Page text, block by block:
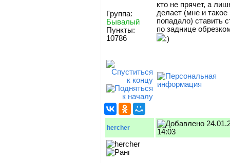
Группа:
Бывалый
Пункты:
10786
кто не прячет, а
делает (мне и такое
попадало) ставить
по заднице
:)
hercher
14:03